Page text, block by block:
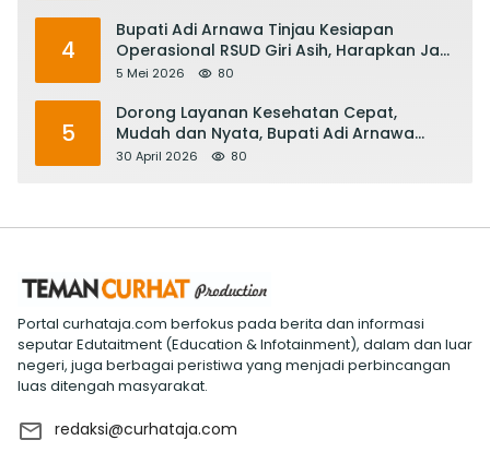
4
Bupati Adi Arnawa Tinjau Kesiapan
Operasional RSUD Giri Asih, Harapkan Jadi
RS Rujukan Terbaik
5 Mei 2026 80
5
Dorong Layanan Kesehatan Cepat,
Mudah dan Nyata, Bupati Adi Arnawa
Evaluasi ‘Mantap Nak Badung’
30 April 2026 80
Portal curhataja.com berfokus pada berita dan informasi
seputar Edutaitment (Education & Infotainment), dalam dan luar
negeri, juga berbagai peristiwa yang menjadi perbincangan
luas ditengah masyarakat.
redaksi@curhataja.com